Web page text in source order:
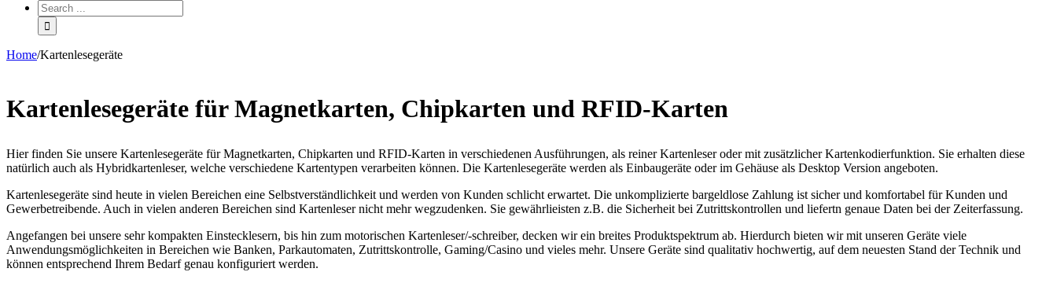
Home/Kartenlesegeräte
Kartenlesegeräte für Magnetkarten, Chipkarten und RFID-Karten
Hier finden Sie unsere Kartenlesegeräte für Magnetkarten, Chipkarten und RFID-Karten in verschiedenen Ausführungen, als reiner Kartenleser oder mit zusätzlicher Kartenkodierfunktion. Sie erhalten diese
natürlich auch als Hybridkartenleser, welche verschiedene Kartentypen verarbeiten können. Die Kartenlesegeräte werden als Einbaugeräte oder im Gehäuse als Desktop Version angeboten.
Kartenlesegeräte sind heute in vielen Bereichen eine Selbstverständlichkeit und werden von Kunden schlicht erwartet. Die unkomplizierte bargeldlose Zahlung ist sicher und komfortabel für Kunden und
Gewerbetreibende. Auch in vielen anderen Bereichen sind Kartenleser nicht mehr wegzudenken. Sie gewährlieisten z.B. die Sicherheit bei Zutrittskontrollen und liefertn genaue Daten bei der Zeiterfassung.
Angefangen bei unsere sehr kompakten Einstecklesern, bis hin zum motorischen Kartenleser/-schreiber, decken wir ein breites Produktspektrum ab. Hierdurch bieten wir mit unseren Geräte viele
Anwendungsmöglichkeiten in Bereichen wie Banken, Parkautomaten, Zutrittskontrolle, Gaming/Casino und vieles mehr. Unsere Geräte sind qualitativ hochwertig, auf dem neuesten Stand der Technik und
können entsprechend Ihrem Bedarf genau konfiguriert werden.